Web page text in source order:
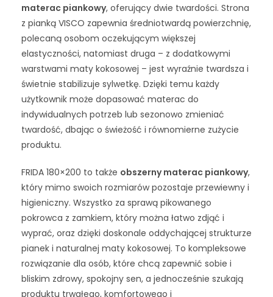
materac piankowy, oferujący dwie twardości. Strona
z pianką VISCO zapewnia średniotwardą powierzchnię,
polecaną osobom oczekującym większej
elastyczności, natomiast druga – z dodatkowymi
warstwami maty kokosowej – jest wyraźnie twardsza i
świetnie stabilizuje sylwetkę. Dzięki temu każdy
użytkownik może dopasować materac do
indywidualnych potrzeb lub sezonowo zmieniać
twardość, dbając o świeżość i równomierne zużycie
produktu.
FRIDA 180×200 to także obszerny materac piankowy,
który mimo swoich rozmiarów pozostaje przewiewny i
higieniczny. Wszystko za sprawą pikowanego
pokrowca z zamkiem, który można łatwo zdjąć i
wyprać, oraz dzięki doskonale oddychającej strukturze
pianek i naturalnej maty kokosowej. To kompleksowe
rozwiązanie dla osób, które chcą zapewnić sobie i
bliskim zdrowy, spokojny sen, a jednocześnie szukają
produktu trwałego, komfortowego i